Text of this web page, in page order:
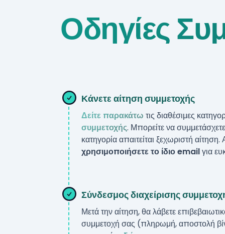
Οδηγίες
Κάνετε αίτηση συμμετοχής
Δείτε παρακάτω τις διαθέσιμες
συμμετοχής. Μπορείτε να
κατηγορία απαιτείται ξεχωριστή
χρησιμοποιήσετε το ίδιο emailγια
Σύνδεσμος διαχείρισης
Μετά την αίτηση, θα λάβετε
συμμετοχή σας (πληρωμή, αποστολή